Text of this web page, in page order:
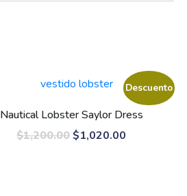
Descuento
Nautical Lobster Saylor Dress
$1,200.00$1,020.00